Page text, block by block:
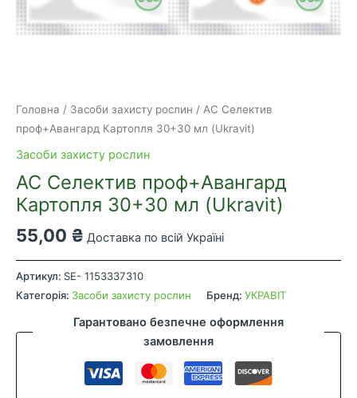
Головна / Засоби захисту рослин / АС Селектив
проф+Авангард Картопля 30+30 мл (Ukravit)
Засоби захисту рослин
АС Селектив проф+Авангард
Картопля 30+30 мл (Ukravit)
55,00 ₴ Доставка по всій Україні
АС
Селектив
проф+Авангард
30+30
Артикул: SE- 1153337310
Категорія: Засоби захисту рослин Бренд: УКРАВІТ
Гарантовано безпечне оформлення
замовлення